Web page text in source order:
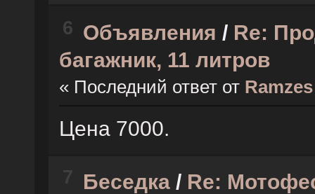
6 Объявления / Re:
багажник, 11 литров
« Последний ответ от Ramzes
Цена 7000.
7 Беседка / Re: